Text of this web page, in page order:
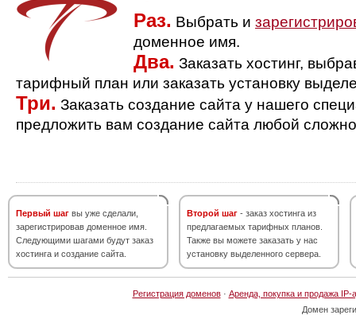
Раз. Выбрать и
доменное имя.
Два. Заказать хостинг,
тарифный план или заказать установку
Три. Заказать создание сайта у нашего
предложить вам создание сайта любой
Первый шаг вы уже сделали,
зарегистрировав доменное имя.
Следующими шагами будут заказ
хостинга и создание сайта.
Второй шаг - заказ хостинга из
предлагаемых тарифных планов.
Также вы можете заказать у нас
установку выделенного сервера.
Регистрация доменов· Аренда, покупка и продажа IP-
Домен